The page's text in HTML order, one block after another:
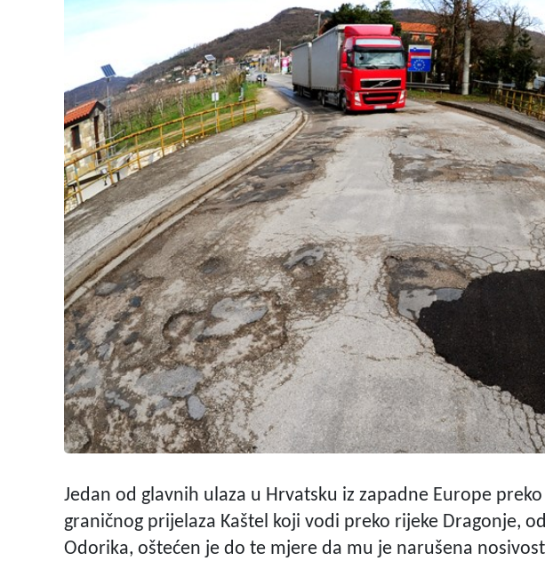
Jedan od glavnih ulaza u Hrvatsku iz zapadne Europe
graničnog prijelaza Kaštel koji vodi preko rijeke Dragonje,
Odorika, oštećen je do te mjere da mu je narušena